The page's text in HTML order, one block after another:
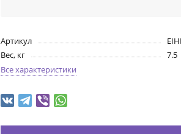
Артикул
Вес, кг
7.5
Все характеристики